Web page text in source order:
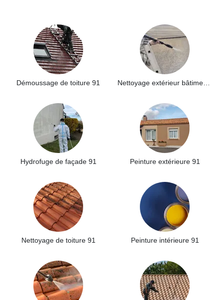
Démoussage de toiture 91
Hydrofuge de façade 91 Peinture extérieure 91
Nettoyage de toiture 91 Peinture intérieure 91